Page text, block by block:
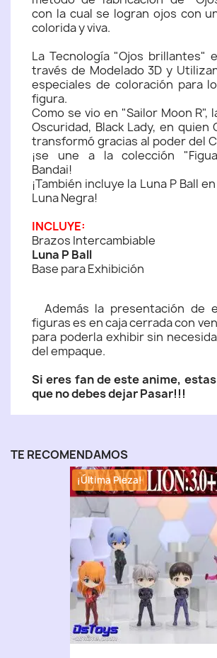
con la cual se logran ojos con
colorida y viva.
La Tecnología "Ojos brillantes"
través de Modelado 3D y
especiales de coloración para
figura.
Como se vio en "Sailor Moon R",
Oscuridad, Black Lady, en quien
transformó gracias al poder del
¡se une a la colección
Bandai!
¡También incluye la Luna P Ball
Luna Negra!
INCLUYE:
Brazos Intercambiable
Luna P Ball
Base para Exhibición
Además la presentación de
figuras es en caja cerrada con
para poderla exhibir sin
del empaque.
Si eres fan de este anime,
que no debes dejar Pasar!!!
TE RECOMENDAMOS
¡Última Pieza!